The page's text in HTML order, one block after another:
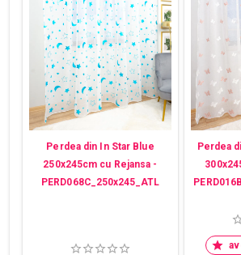
Perdea din In Star Blue
250x245cm cu Rejansa -
PERD068C_250x245_ATL
Perdea